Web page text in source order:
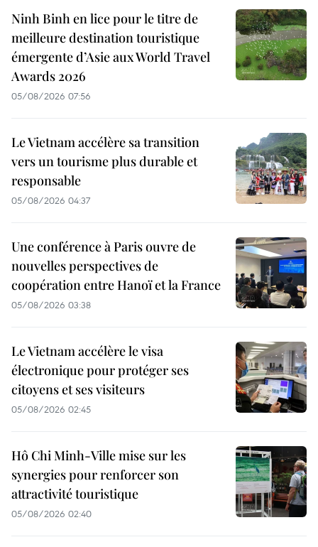
Ninh Binh en lice pour le titre de
meilleure destination touristique
émergente d’Asie aux World Travel
Awards 2026
05/08/2026 07:56
Le Vietnam accélère sa transition
vers un tourisme plus durable et
responsable
05/08/2026 04:37
Une conférence à Paris ouvre de
nouvelles perspectives de
coopération entre Hanoï et la France
05/08/2026 03:38
Le Vietnam accélère le visa
électronique pour protéger ses
citoyens et ses visiteurs
05/08/2026 02:45
Hô Chi Minh-Ville mise sur les
synergies pour renforcer son
attractivité touristique
05/08/2026 02:40